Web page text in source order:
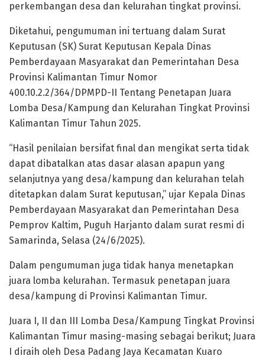
perkembangan desa dan kelurahan tingkat provinsi.
Diketahui, pengumuman ini tertuang dalam Surat
Keputusan (SK) Surat Keputusan Kepala Dinas
Pemberdayaan Masyarakat dan Pemerintahan Desa
Provinsi Kalimantan Timur Nomor
400.10.2.2/364/DPMPD-II Tentang Penetapan Juara
Lomba Desa/Kampung dan Kelurahan Tingkat Provinsi
Kalimantan Timur Tahun 2025.
“Hasil penilaian bersifat final dan mengikat serta tidak
dapat dibatalkan atas dasar alasan apapun yang
selanjutnya yang desa/kampung dan kelurahan telah
ditetapkan dalam Surat keputusan,” ujar Kepala Dinas
Pemberdayaan Masyarakat dan Pemerintahan Desa
Pemprov Kaltim, Puguh Harjanto dalam surat resmi di
Samarinda, Selasa (24/6/2025).
Dalam pengumuman juga tidak hanya menetapkan
juara lomba kelurahan. Termasuk penetapan juara
desa/kampung di Provinsi Kalimantan Timur.
Juara I, II dan III Lomba Desa/Kampung Tingkat Provinsi
Kalimantan Timur masing-masing sebagai berikut; Juara
I diraih oleh Desa Padang Jaya Kecamatan Kuaro